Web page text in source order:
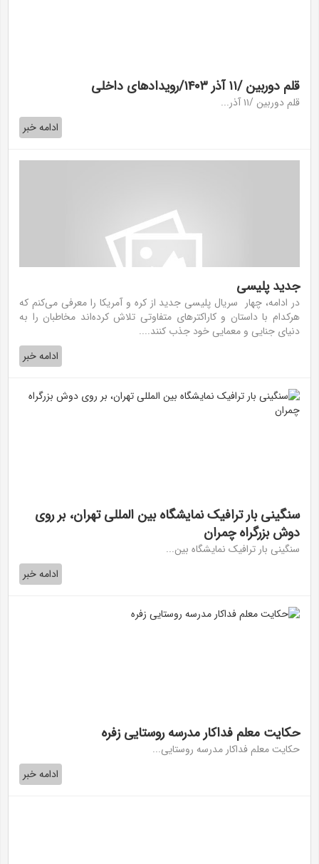
قلم دوربین /۱۱ آذر ۱۴۰۳/رویداد‌های داخلی
قلم دوربین /۱۱ آذر...
ادامه خبر
جدید پلیسی
در ادامه، چهار سریال پلیسی جدید از کره و آمریکا را معرفی می‌کنم که
هرکدام با داستان و کاراکترهای متفاوتی تلاش کرده‌اند مخاطبان را به
دنیای جنایی و معمایی خود جذب کنند....
ادامه خبر
سنگینی بار ترافیک نمایشگاه بین المللی تهران، بر روی
دوش بزرگراه چمران
سنگینی بار ترافیک نمایشگاه بین...
ادامه خبر
حکایت معلم فداکار مدرسه روستایی زفره
حکایت معلم فداکار مدرسه روستایی...
ادامه خبر